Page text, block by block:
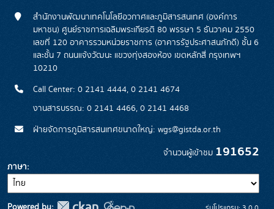
สำนักงานพัฒนาเทคโนโลยีอวกาศและภูมิสารสนเทศ (องค์การ
มหาชน) ศูนย์ราชการเฉลิมพระเกียรติ 80 พรรษา 5 ธันวาคม 2550
เลขที่ 120 อาคารรวมหน่วยราชการ (อาคารรัฐประศาสนภักดี) ชั้น 6
และชั้น 7 ถนนแจ้งวัฒนะ แขวงทุ่งสองห้อง เขตหลักสี่ กรุงเทพฯ
10210
Call Center: 0 2141 4444, 0 2141 4674
งานสารบรรณ: 0 2141 4466, 0 2141 4468
ฝ่ายจัดการภูมิสารสนเทศขนาดใหญ่: wgs@gistda.or.th
จำนวนผู้เข้าชม 191652
ภาษา